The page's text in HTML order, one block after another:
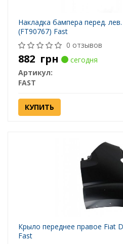
Накладка бампера перед.
(FT90767) Fast
0 отзывов
882 грн
сегодня
Артикул:
FAST
КУПИТЬ
Крыло переднее правое Fiat
Fast